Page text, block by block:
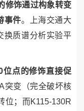
修饰通过构象转变
事件。上海交通大
换质谱分析实验平
位点的修饰直接促
突变（完全破坏核
位；而K115-130R